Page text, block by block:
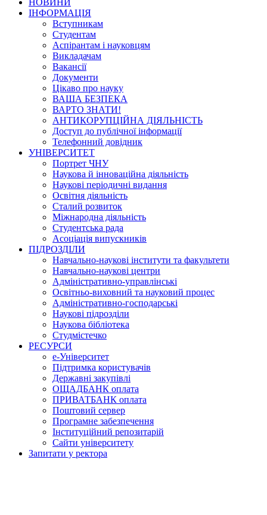
ІНФОРМАЦІЯ
Вступникам
Студентам
Аспірантам і науковцям
Викладачам
Вакансії
Документи
Цікаво про науку
ВАША БЕЗПЕКА
ВАРТО ЗНАТИ!
АНТИКОРУПЦІЙНА ДІЯЛЬНІСТЬ
Доступ до публічної інформації
Телефонний довідник
УНІВЕРСИТЕТ
Портрет ЧНУ
Наукова й інноваційна діяльність
Наукові періодичні видання
Освітня діяльність
Сталий розвиток
Міжнародна діяльність
Студентська рада
Асоціація випускників
ПІДРОЗДІЛИ
Навчально-наукові інститути та факультети
Навчально-наукові центри
Адміністративно-управлінські
Освітньо-виховний та науковий процес
Адміністративно-господарські
Наукові підрозділи
Наукова бібліотека
Студмістечко
РЕСУРСИ
е-Університет
Підтримка користувачів
Державні закупівлі
ОЩАДБАНК оплата
ПРИВАТБАНК оплата
Поштовий сервер
Програмне забезпечення
Інституційний репозитарій
Сайти університету
Запитати у ректора